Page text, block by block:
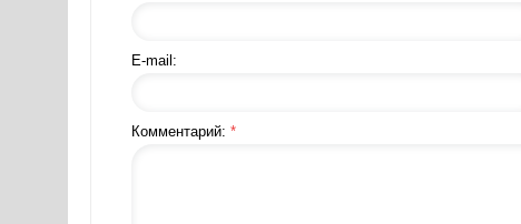
E-mail:
Комментарий: *